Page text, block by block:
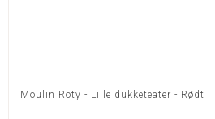
Moulin Roty - Lille dukketeater - Rødt